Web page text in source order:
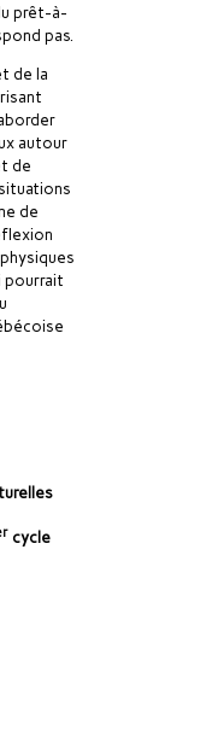
prêt-à-
pas.
de la
autour
de
de
pourrait
cycle